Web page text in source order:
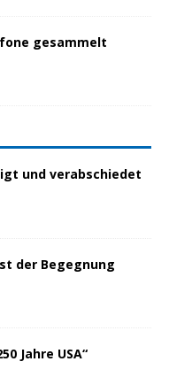
gesammelt
und verabschiedet
der Begegnung
Jahre USA“